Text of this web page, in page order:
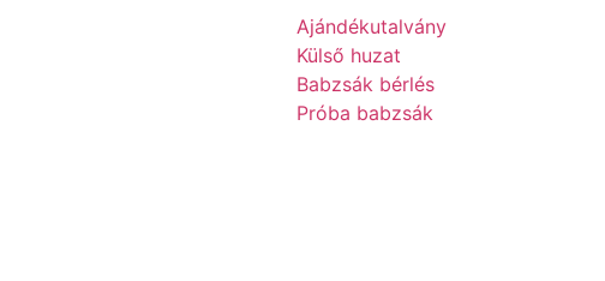
Ajándékutalvány
Külső huzat
Babzsák bérlés
Próba babzsák